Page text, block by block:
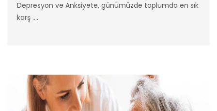
Depresyon ve Anksiyete, günümüzde toplumda en sık
karş ....